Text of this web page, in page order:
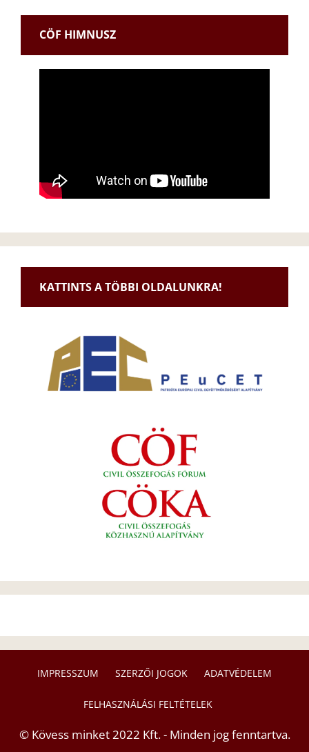
CÖF HIMNUSZ
KATTINTS A TÖBBI OLDALUNKRA!
IMPRESSZUM SZERZŐI JOGOK ADATVÉDELEM
FELHASZNÁLÁSI FELTÉTELEK
© Kövess minket 2022 Kft. - Minden jog fenntartva.